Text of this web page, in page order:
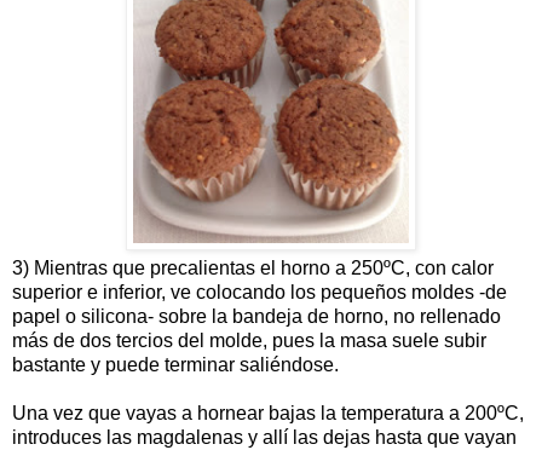
3) Mientras que precalientas el horno a 250ºC, con calor
superior e inferior, ve colocando los pequeños moldes -de
papel o silicona- sobre la bandeja de horno, no rellenado
más de dos tercios del molde, pues la masa suele subir
bastante y puede terminar saliéndose.
Una vez que vayas a hornear bajas la temperatura a 200ºC,
introduces las magdalenas y allí las dejas hasta que vayan